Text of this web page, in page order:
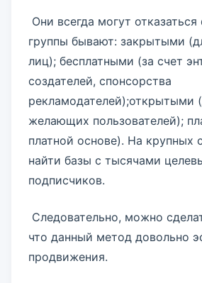
Они всегда могут отказаться
группы бывают: закрытыми
лиц); бесплатными (за счет
создателей, спонсорства
рекламодателей);открытыми
желающих пользователей);
платной основе). На крупных
найти базы с тысячами
подписчиков.
Следовательно, можно
что данный метод довольно
продвижения.